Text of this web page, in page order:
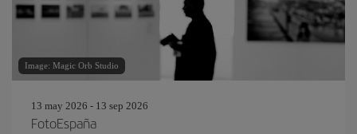
Image: Magic Orb Studio
13 may 2026 - 13 sep 2026
FotoEspaña